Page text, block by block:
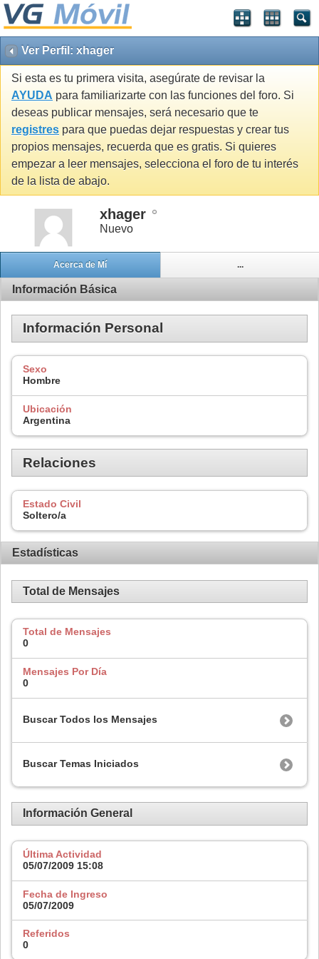
Ver Perfil: xhager
Si esta es tu primera visita, asegúrate de revisar la
AYUDA para familiarizarte con las funciones del foro. Si
deseas publicar mensajes, será necesario que te
registres para que puedas dejar respuestas y crear tus
propios mensajes, recuerda que es gratis. Si quieres
empezar a leer mensajes, selecciona el foro de tu interés
de la lista de abajo.
xhager
Nuevo
Acerca de Mí ...
Información Básica
Información Personal
Sexo
Hombre
Ubicación
Argentina
Relaciones
Estado Civil
Soltero/a
Estadísticas
Total de Mensajes
Total de Mensajes
0
Mensajes Por Día
0
Buscar Todos los Mensajes
Buscar Temas Iniciados
Información General
Última Actividad
05/07/2009 15:08
Fecha de Ingreso
05/07/2009
Referidos
0